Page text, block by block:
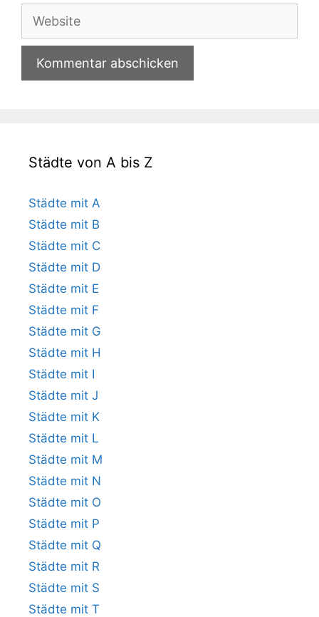
Adresse
Website
Städte von A bis Z
Städte mit A
Städte mit B
Städte mit C
Städte mit D
Städte mit E
Städte mit F
Städte mit G
Städte mit H
Städte mit I
Städte mit J
Städte mit K
Städte mit L
Städte mit M
Städte mit N
Städte mit O
Städte mit P
Städte mit Q
Städte mit R
Städte mit S
Städte mit T